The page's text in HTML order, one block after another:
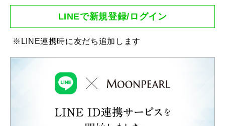
LINEで新規登録/ログイン
※LINE連携時に友だち追加します